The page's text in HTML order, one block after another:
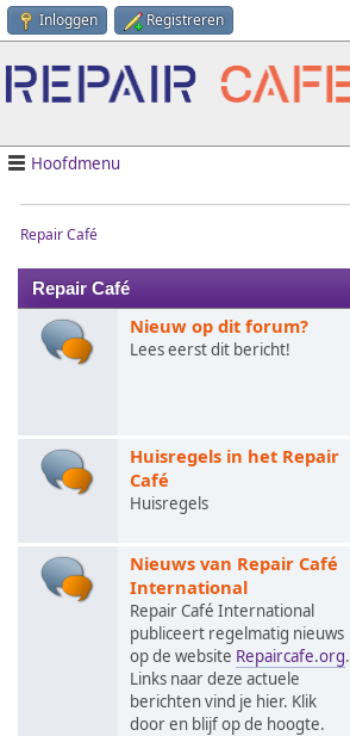
Inloggen Registreren
Hoofdmenu
Repair Café
Repair Café
Nieuw op dit forum?
Lees eerst dit bericht!
Huisregels in het Repair
Café
Huisregels
Nieuws van Repair Café
International
Repair Café International
publiceert regelmatig nieuws
op de website Repaircafe.org.
Links naar deze actuele
berichten vind je hier. Klik
door en blijf op de hoogte.